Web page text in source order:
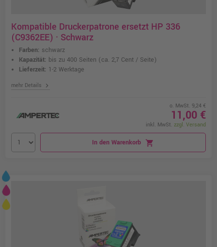
Kompatible Druckerpatrone ersetzt HP 336
(C9362EE) · Schwarz
Farben: schwarz
Kapazität: bis zu 400 Seiten (ca. 2,7 Cent / Seite)
Lieferzeit: 1-2 Werktage
mehr Details chevron_right
o. MwSt. 9,24 €
11,00 €
inkl. MwSt. zzgl. Versand
In den Warenkorb shopping_cart